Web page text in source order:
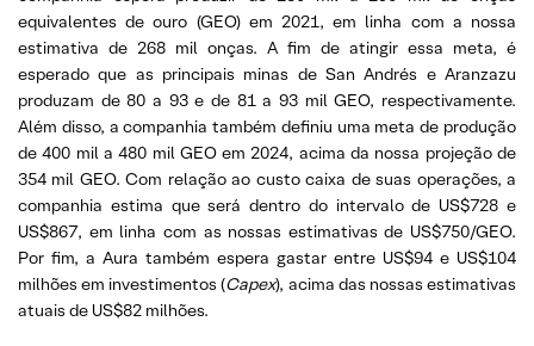
equivalentes de ouro (GEO) em 2021, em linha com a nossa
estimativa de 268 mil onças. A fim de atingir essa meta, é
esperado que as principais minas de San Andrés e Aranzazu
produzam de 80 a 93 e de 81 a 93 mil GEO, respectivamente.
Além disso, a companhia também definiu uma meta de produção
de 400 mil a 480 mil GEO em 2024, acima da nossa projeção de
354 mil GEO. Com relação ao custo caixa de suas operações, a
companhia estima que será dentro do intervalo de US$728 e
US$867, em linha com as nossas estimativas de US$750/GEO.
Por fim, a Aura também espera gastar entre US$94 e US$104
milhões em investimentos (Capex), acima das nossas estimativas
atuais de US$82 milhões.